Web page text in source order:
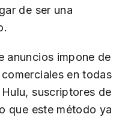
de ser una
anuncios impone de
en todas
suscriptores de
que este método ya